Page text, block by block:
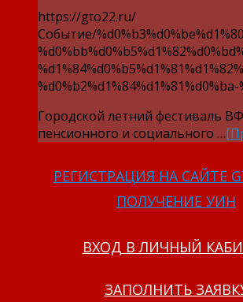
https://gto22.ru/
Событие/
Городской летний фестиваль
пенсионного и социального …
РЕГИСТРАЦИЯ НА САЙТЕ
ПОЛУЧЕНИЕ УИН
ВХОД В ЛИЧНЫЙ
ЗАПОЛНИТЬ